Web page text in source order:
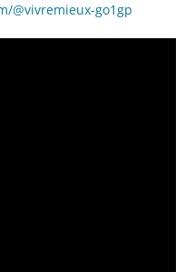
@vivremieux-go1gp